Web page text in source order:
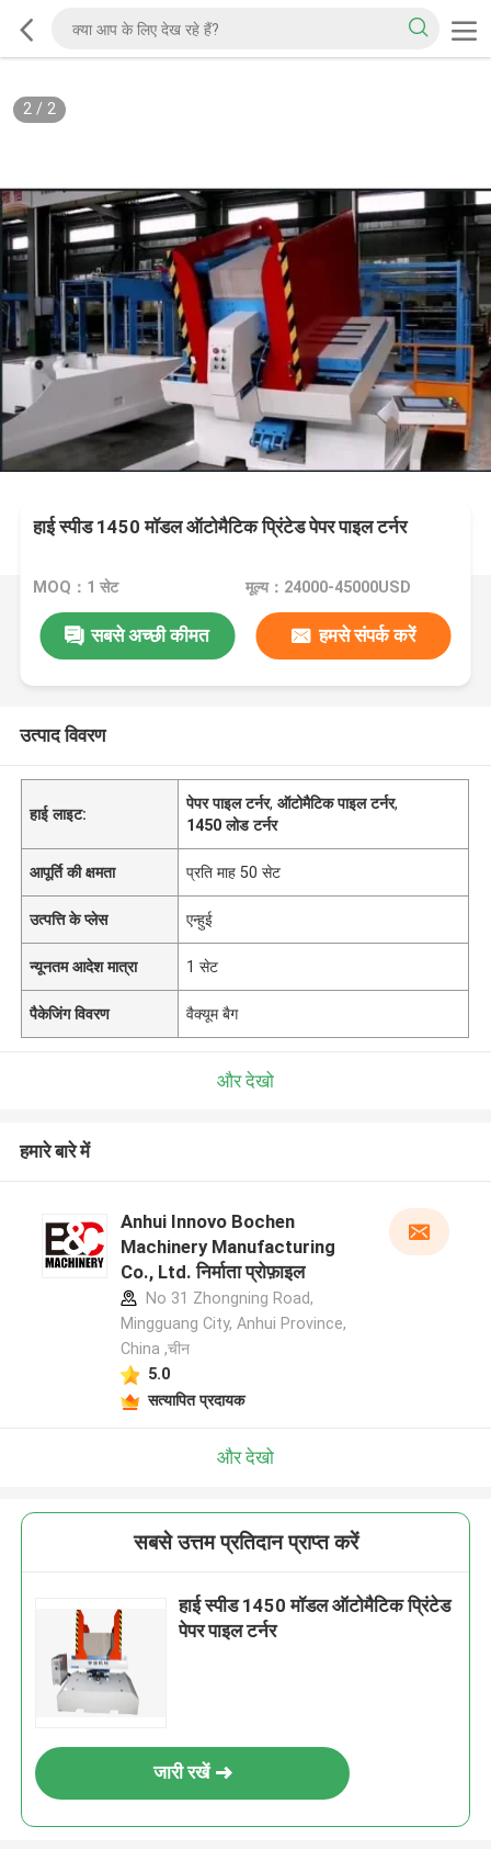
2/ 2
हाई स्पीड 1450 मॉडल ऑटोमैटिक प्रिंटेड पेपर पाइल टर्नर
MOQ：1 सेट मूल्य：24000-45000USD
सबसे अच्छी कीमत हमसे संपर्क करें
उत्पाद विवरण
हाई लाइट:
पेपर पाइल टर्नर,ऑटोमैटिक पाइल टर्नर,
1450 लोड टर्नर
आपूर्ति की क्षमता प्रति माह 50 सेट
उत्पत्ति के प्लेस एन्हुई
न्यूनतम आदेश मात्रा 1 सेट
पैकेजिंग विवरण वैक्यूम बैग
और देखो
हमारे बारे में
Anhui Innovo Bochen
Machinery Manufacturing
Co., Ltd. निर्माता प्रोफ़ाइल
No 31 Zhongning Road,
Mingguang City, Anhui Province,
China ,चीन
5.0
सत्यापित प्रदायक
और देखो
सबसे उत्तम प्रतिदान प्राप्त करें
हाई स्पीड 1450 मॉडल ऑटोमैटिक प्रिंटेड
पेपर पाइल टर्नर
जारी रखें